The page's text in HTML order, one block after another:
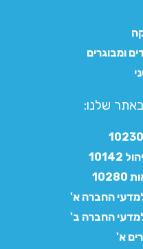
ומבוגרים
שלנו:​
החברה א'
החברה ב'
א'